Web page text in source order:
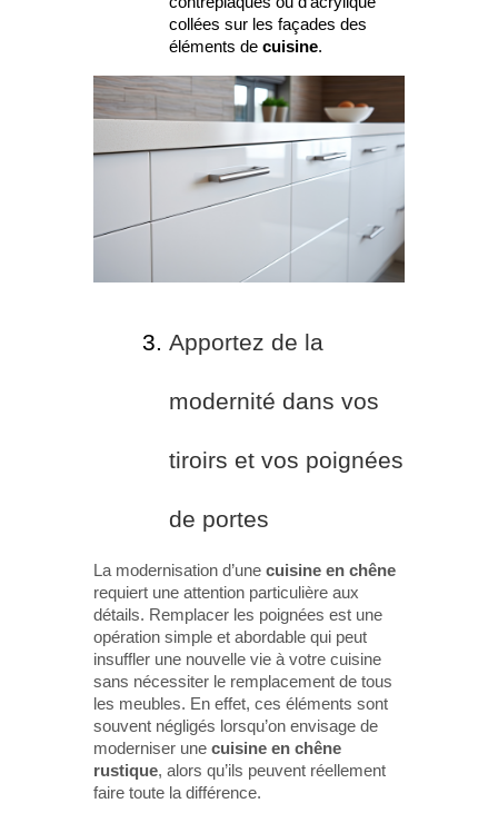
collées sur les façades des
éléments de cuisine.
Apportez de la
modernité dans vos
tiroirs et vos poignées
de portes
La modernisation d’une cuisine en chêne
requiert une attention particulière aux
détails. Remplacer les poignées est une
opération simple et abordable qui peut
insuffler une nouvelle vie à votre cuisine
sans nécessiter le remplacement de tous
les meubles. En effet, ces éléments sont
souvent négligés lorsqu’on envisage de
moderniser une cuisine en chêne
rustique, alors qu’ils peuvent réellement
faire toute la différence.